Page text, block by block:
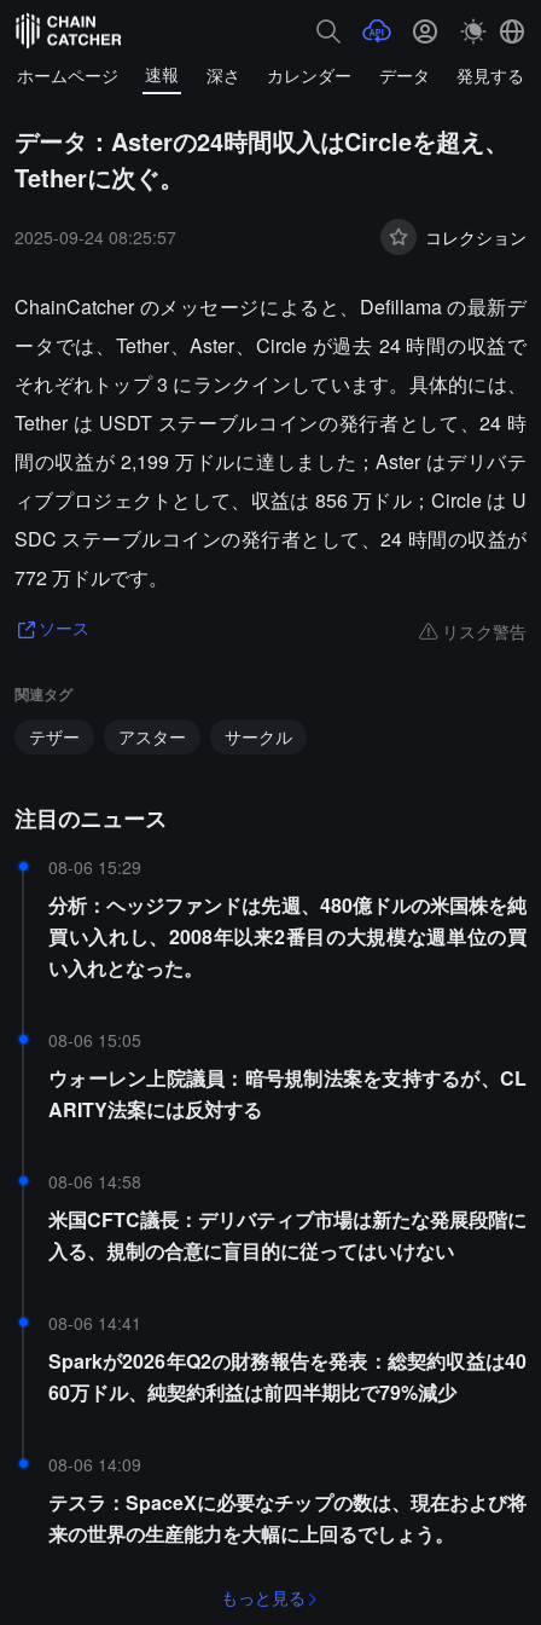
ホームページ 速報 深さ カレンダー データ 発見する
データ：Asterの24時間収入はCircleを超え、
Tetherに次ぐ。
2025-09-24 08:25:57 コレクション
ChainCatcher のメッセージによると、Defillama の最新デ
ータでは、Tether、Aster、Circle が過去 24 時間の収益で
それぞれトップ 3 にランクインしています。具体的には、
Tether は USDT ステーブルコインの発行者として、24 時
間の収益が 2,199 万ドルに達しました；Aster はデリバテ
ィブプロジェクトとして、収益は 856 万ドル；Circle は U
SDC ステーブルコインの発行者として、24 時間の収益が
772 万ドルです。
ソース リスク警告
関連タグ
テザー アスター サークル
注目のニュース
08-06 15:29
分析：ヘッジファンドは先週、480億ドルの米国株を純
買い入れし、2008年以来2番目の大規模な週単位の買
い入れとなった。
08-06 15:05
ウォーレン上院議員：暗号規制法案を支持するが、CL
ARITY法案には反対する
08-06 14:58
米国CFTC議長：デリバティブ市場は新たな発展段階に
入る、規制の合意に盲目的に従ってはいけない
08-06 14:41
Sparkが2026年Q2の財務報告を発表：総契約収益は40
60万ドル、純契約利益は前四半期比で79%減少
08-06 14:09
テスラ：SpaceXに必要なチップの数は、現在および将
来の世界の生産能力を大幅に上回るでしょう。
もっと見る